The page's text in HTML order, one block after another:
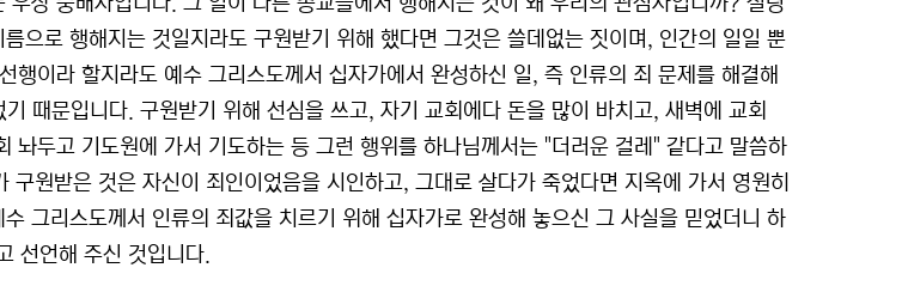
으로 행해지는 것일지라도 구원받기 위해 했다면 그것은 쓸데없는 짓이며, 인간의 일일 뿐
행이라 할지라도 예수 그리스도께서 십자가에서 완성하신 일, 즉 인류의 죄 문제를 해결해
때문입니다. 구원받기 위해 선심을 쓰고, 자기 교회에다 돈을 많이 바치고, 새벽에 교회
놔두고 기도원에 가서 기도하는 등 그런 행위를 하나님께서는 "더러운 걸레" 같다고 말씀하
원받은 것은 자신이 죄인이었음을 시인하고, 그대로 살다가 죽었다면 지옥에 가서 영원히
그리스도께서 인류의 죄값을 치르기 위해 십자가로 완성해 놓으신 그 사실을 믿었더니 하
선언해 주신 것입니다.